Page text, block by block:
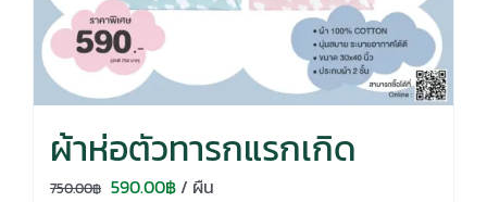
ผ้าห่อตัวทารกแรกเกิด
750.00฿ Original
590.00฿Current
/ ผืน